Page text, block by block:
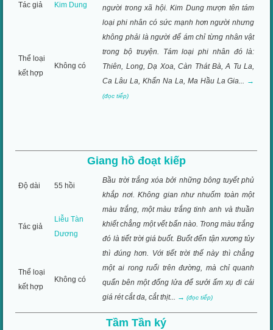
người trong xã hội. Kim Dung mượn tên tám
loại phi nhân có sức mạnh hơn người nhưng
không phải là người để ám chỉ từng nhân vật
trong bộ truyện. Tám loại phi nhân đó là:
Thiên, Long, Dạ Xoa, Càn Thát Bà, A Tu La,
Ca Lâu La, Khẩn Na La, Ma Hầu La Gia... →
(đọc tiếp)
Tác giả Kim Dung
Thể loại
kết hợp
Không có
Giang hồ đoạt kiếp
Độ dài 55 hồi
Bầu trời trắng xóa bởi những bông tuyết phủ
khắp nơi. Không gian như nhuốm toàn một
màu trắng, một màu trắng tinh anh và thuần
khiết chẳng một vết bẩn nào. Trong màu trắng
đó là tiết trời giá buốt. Buốt đến tận xương tủy
thì đúng hơn. Với tiết trời thế này thì chẳng
một ai rong ruổi trên đường, mà chỉ quanh
quẩn bên một đống lửa để sưởi ấm xụ đi cái
giá rét cắt da, cắt thịt... →(đọc tiếp)
Tác giả
Liễu Tàn
Dương
Thể loại
kết hợp
Không có
Tầm Tần ký